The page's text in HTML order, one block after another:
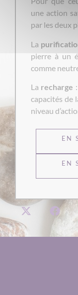
une action
par les deux
La
pierre à un
comme
La recharge
capacités de
niveau
EN
EN